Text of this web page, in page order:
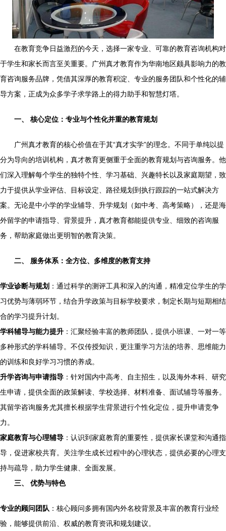
在教育竞争日益激烈的今天，选择一家专业、可靠的教育咨询机构对
于学生和家长而言至关重要。广州真才教育作为华南地区颇具影响力的教
育咨询服务品牌，凭借其深厚的教育积淀、专业的服务团队和个性化的辅
导方案，正成为众多学子求学路上的得力助手和智慧灯塔。
一、 核心定位：专业与个性化并重的教育规划
广州真才教育的核心价值在于其“真才实学”的理念。不同于单纯以提
分为导向的培训机构，真才教育更侧重于全面的教育规划与咨询服务。他
们深入理解每个学生的独特个性、学习基础、兴趣特长以及家庭期望，致
力于提供从学业评估、目标设定、路径规划到执行跟踪的一站式解决方
案。无论是中小学的学业辅导、升学规划（如中考、高考策略），还是海
外留学的申请指导、背景提升，真才教育都能提供专业、细致的咨询服
务，帮助家庭做出更明智的教育决策。
二、 服务体系：全方位、多维度的教育支持
学业诊断与规划 ：通过科学的测评工具和深入的沟通，精准定位学生的学
习优势与薄弱环节，结合升学政策与目标学校要求，制定长期与短期相结
合的学习提升计划。
学科辅导与能力提升 ：汇聚经验丰富的教师团队，提供小班课、一对一等
多种形式的学科辅导。不仅传授知识，更注重学习方法的培养、思维能力
的训练和良好学习习惯的养成。
升学咨询与申请指导 ：针对国内中高考、自主招生，以及海外本科、研究
生申请，提供全面的政策解读、学校选择、材料准备、面试辅导等服务。
其留学咨询服务尤其擅长根据学生背景进行个性化定位，提升申请竞争
力。
家庭教育与心理辅导 ：认识到家庭教育的重要性，提供家长课堂和沟通指
导，促进家校共育。关注学生成长过程中的心理状态，提供必要的心理支
持与疏导，助力学生健康、全面发展。
三、 优势与特色
专业的顾问团队 ：核心顾问多拥有国内外名校背景及丰富的教育行业经
验，能够提供前沿、权威的教育资讯和规划建议。